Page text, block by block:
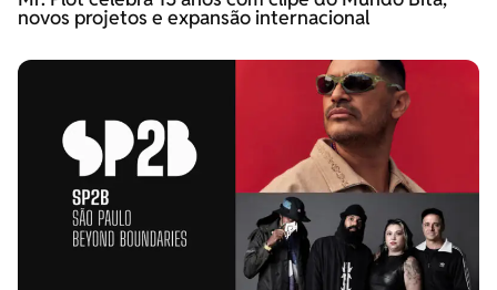
novos projetos e expansão internacional